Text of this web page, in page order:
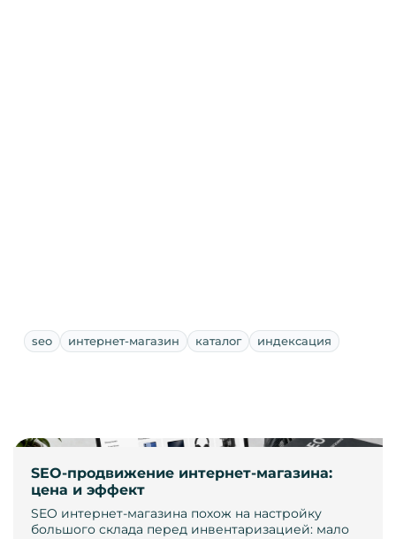
seo интернет-магазин каталог индексация
SEO-продвижение интернет-магазина:
цена и эффект
SEO интернет-магазина похож на настройку
большого склада перед инвентаризацией: мало